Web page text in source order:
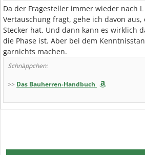
Da der Fragesteller immer wieder nach
Vertauschung fragt, gehe ich davon aus,
Stecker hat. Und dann kann es wirklich
die Phase ist. Aber bei dem
garnichts machen.
Schnäppchen:
>> Das Bauherren-Handbuch